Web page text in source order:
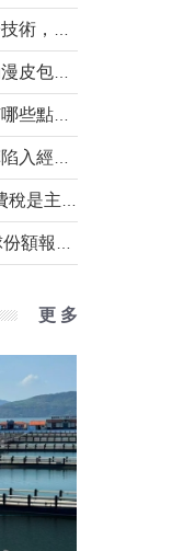
更 多